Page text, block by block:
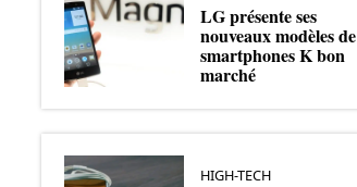
LG présente ses
nouveaux modèles de
smartphones K bon
marché
HIGH-TECH